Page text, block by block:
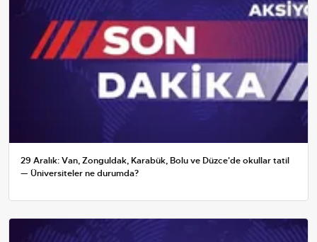
29 Aralık: Van, Zonguldak, Karabük, Bolu ve Düzce'de okullar tatil
— Üniversiteler ne durumda?